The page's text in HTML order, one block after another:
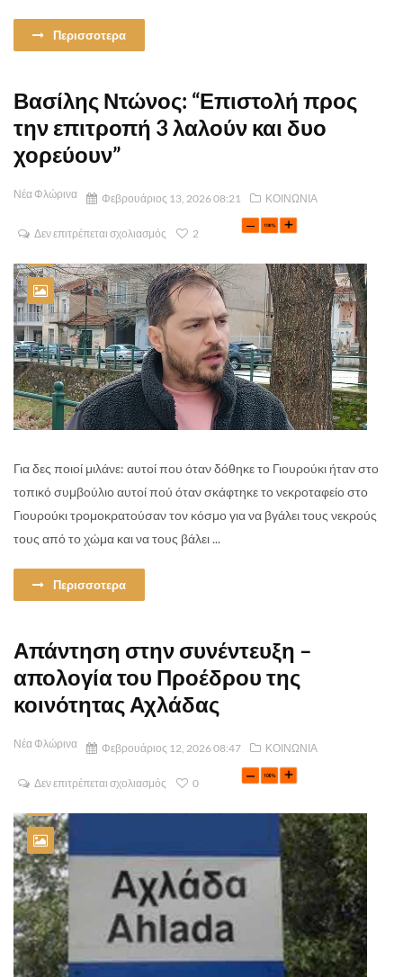
Περισσοτερα
Βασίλης Ντώνος: “Επιστολή προς
την επιτροπή 3 λαλούν και δυο
χορεύουν”
Νέα Φλώρινα Φεβρουάριος 13, 2026 08:21 ΚΟΙΝΩΝΙΑ
Δεν επιτρέπεται σχολιασμός 2
Για δες ποιοί μιλάνε: αυτοί που όταν δόθηκε το Γιουρούκι ήταν στο
τοπικό συμβούλιο αυτοί πού όταν σκάφτηκε το νεκροταφείο στο
Γιουρούκι τρομοκρατούσαν τον κόσμο για να βγάλει τους νεκρούς
τους από το χώμα και να τους βάλει ...
Περισσοτερα
Απάντηση στην συνέντευξη –
απολογία του Προέδρου της
κοινότητας Αχλάδας
Νέα Φλώρινα Φεβρουάριος 12, 2026 08:47 ΚΟΙΝΩΝΙΑ
Δεν επιτρέπεται σχολιασμός 0